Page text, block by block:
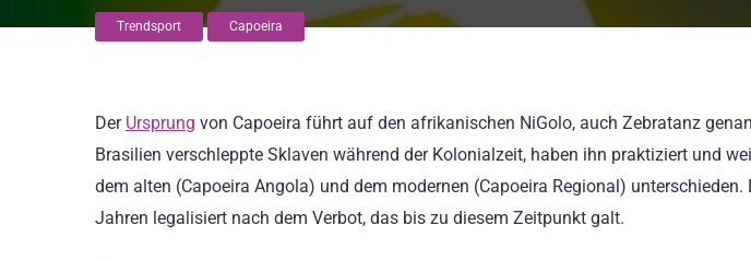
Trendsport Capoeira
Der Ursprung von Capoeira führt auf den afrikanischen NiGolo, auch Zebratanz
Brasilien verschleppte Sklaven während der Kolonialzeit, haben ihn praktiziert und
dem alten (Capoeira Angola) und dem modernen (Capoeira Regional) unterschieden.
Jahren legalisiert nach dem Verbot, das bis zu diesem Zeitpunkt galt.